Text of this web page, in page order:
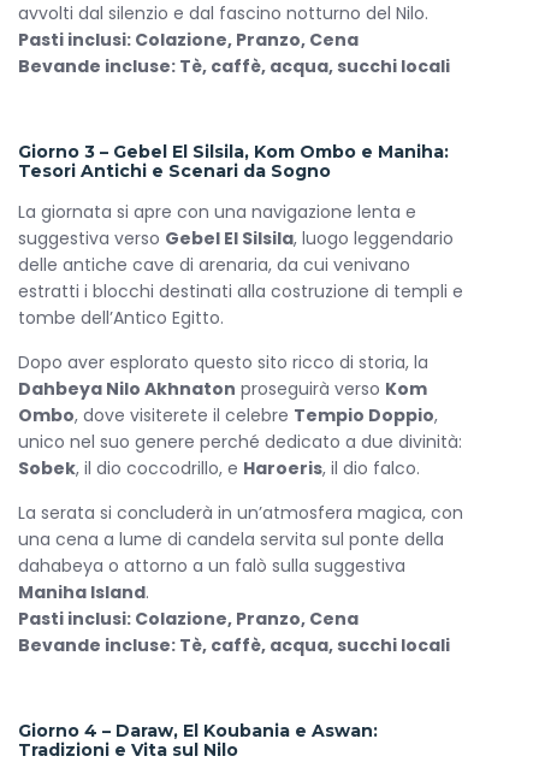
avvolti dal silenzio e dal fascino notturno del Nilo.
Pasti inclusi: Colazione, Pranzo, Cena
Bevande incluse: Tè, caffè, acqua, succhi locali
Giorno 3 – Gebel El Silsila, Kom Ombo e Maniha:
Tesori Antichi e Scenari da Sogno
La giornata si apre con una navigazione lenta e
suggestiva verso Gebel El Silsila, luogo leggendario
delle antiche cave di arenaria, da cui venivano
estratti i blocchi destinati alla costruzione di templi e
tombe dell’Antico Egitto.
Dopo aver esplorato questo sito ricco di storia, la
Dahbeya Nilo Akhnaton proseguirà verso Kom
Ombo, dove visiterete il celebre Tempio Doppio,
unico nel suo genere perché dedicato a due divinità:
Sobek, il dio coccodrillo, e Haroeris, il dio falco.
La serata si concluderà in un’atmosfera magica, con
una cena a lume di candela servita sul ponte della
dahabeya o attorno a un falò sulla suggestiva
Maniha Island.
Pasti inclusi: Colazione, Pranzo, Cena
Bevande incluse: Tè, caffè, acqua, succhi locali
Giorno 4 – Daraw, El Koubania e Aswan:
Tradizioni e Vita sul Nilo